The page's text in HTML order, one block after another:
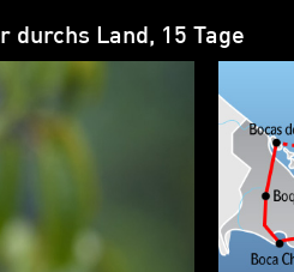
Land, 15 Tage